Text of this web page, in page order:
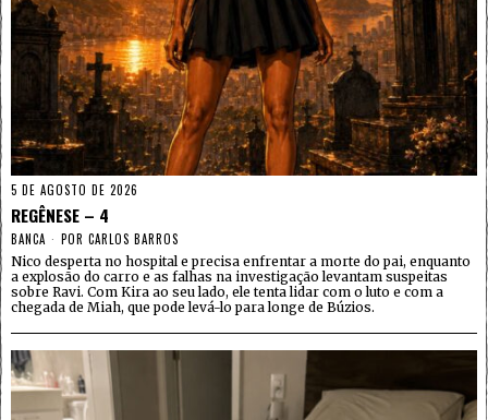
5 DE AGOSTO DE 2026
REGÊNESE – 4
BANCA POR CARLOS BARROS
Nico desperta no hospital e precisa enfrentar a morte do pai, enquanto
a explosão do carro e as falhas na investigação levantam suspeitas
sobre Ravi. Com Kira ao seu lado, ele tenta lidar com o luto e com a
chegada de Miah, que pode levá-lo para longe de Búzios.